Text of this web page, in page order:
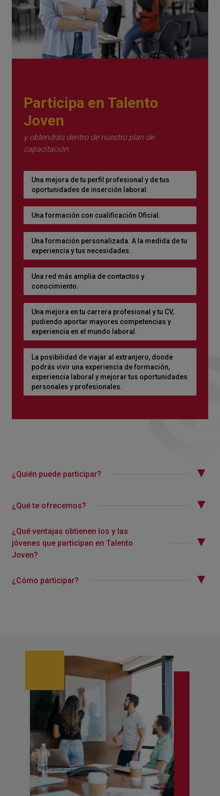
Participa en Talento
Joven
y obtendrás dentro de nuestro plan de
capacitación:
Una mejora de tu perfil profesional y de tus
oportunidades de inserción laboral.
Una formación con cualificación Oficial.
Una formación personalizada. A la medida de tu
experiencia y tus necesidades.
Una red más amplia de contactos y
conocimiento.
Una mejora en tu carrera profesional y tu CV,
pudiendo aportar mayores competencias y
experiencia en el mundo laboral.
La posibilidad de viajar al extranjero, donde
podrás vivir una experiencia de formación,
experiencia laboral y mejorar tus oportunidades
personales y profesionales.
¿Quién puede participar?
¿Qué te ofrecemos?
¿Qué ventajas obtienen los y las
jóvenes que participan en Talento
Joven?
¿Cómo participar?